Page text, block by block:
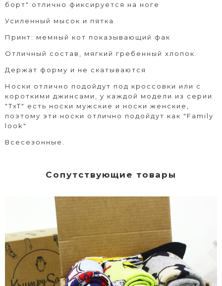
борт" отлично фиксируется на ноге
Усиленный мысок и пятка
Принт: мемный кот показывающий фак
Отличный состав, мягкий гребенный хлопок.
Держат форму и не скатываются
Носки отлично подойдут под кроссовки или с
короткими джинсами, у каждой модели из серии
"TxT" есть носки мужские и носки женские,
поэтому эти носки отлично подойдут как "Family
look"
Всесезонные.
Сопутствующие товары